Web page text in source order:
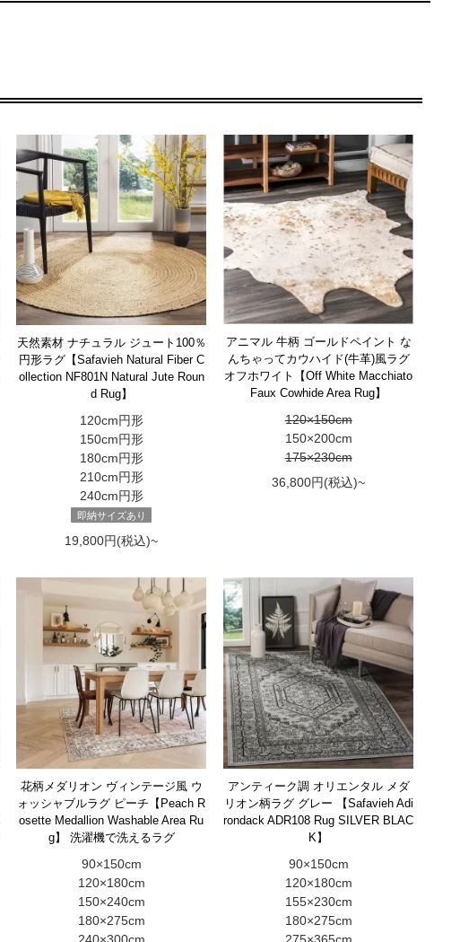
天然素材 ナチュラル ジュート100％
円形ラグ【Safavieh Natural Fiber C
ollection NF801N Natural Jute Roun
d Rug】
120cm円形
150cm円形
180cm円形
210cm円形
240cm円形
即納サイズあり
19,800円(税込)~
アニマル 牛柄 ゴールドペイント な
んちゃってカウハイド(牛革)風ラグ
オフホワイト【Off White Macchiato
Faux Cowhide Area Rug】
120×150cm
150×200cm
175×230cm
36,800円(税込)~
花柄メダリオン ヴィンテージ風 ウ
ォッシャブルラグ ピーチ【Peach R
osette Medallion Washable Area Ru
g】 洗濯機で洗えるラグ
90×150cm
120×180cm
150×240cm
180×275cm
アンティーク調 オリエンタル メダ
リオン柄ラグ グレー 【Safavieh Adi
rondack ADR108 Rug SILVER BLAC
K】
90×150cm
120×180cm
155×230cm
180×275cm